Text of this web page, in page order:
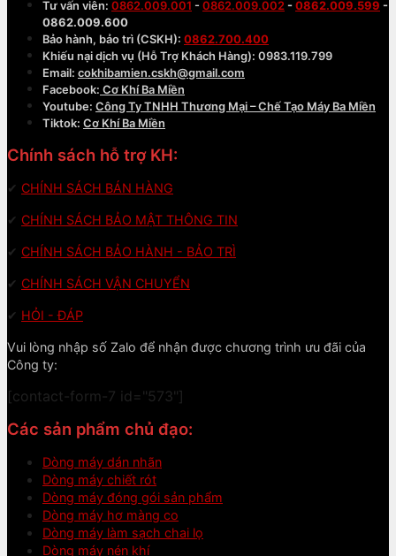
Tư vấn viên: 0862.009.001 - 0862.009.002-0862.009.599 -
0862.009.600
Bảo hành, bảo trì (CSKH): 0862.700.400
Khiếu nại dịch vụ (Hỗ Trợ Khách Hàng): 0983.119.799
Email: cokhibamien.cskh@gmail.com
Facebook: Cơ Khí Ba Miền
Youtube: Công Ty TNHH Thương Mại – Chế Tạo Máy Ba Miền
Tiktok: Cơ Khí Ba Miền
Chính sách hỗ trợ KH:
✔ CHÍNH SÁCH BÁN HÀNG
✔ CHÍNH SÁCH BẢO MẬT THÔNG TIN
✔ CHÍNH SÁCH BẢO HÀNH - BẢO TRÌ
✔ CHÍNH SÁCH VẬN CHUYỂN
✔ HỎI - ĐÁP
Vui lòng nhập số Zalo để nhận được chương trình ưu đãi của
Công ty:
[contact-form-7 id="573"]
Các sản phẩm chủ đạo:
Dòng máy dán nhãn
Dòng máy chiết rót
Dòng máy đóng gói sản phẩm
Dòng máy hơ màng co
Dòng máy làm sạch chai lọ
Dòng máy nén khí